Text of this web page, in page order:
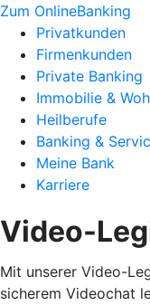
Zum OnlineBanking
Privatkunden
Firmenkunden
Private Banking
Immobilie &
Heilberufe
Banking &
Meine Bank
Karriere
Video-
Mit unserer Video-
sicherem Videochat